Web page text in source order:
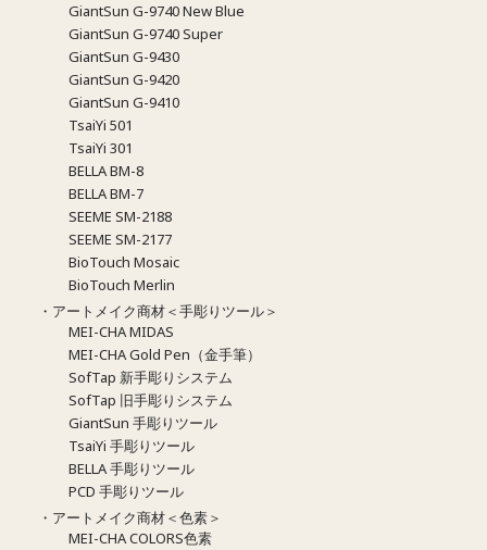
GiantSun G-9740 New Blue
GiantSun G-9740 Super
GiantSun G-9430
GiantSun G-9420
GiantSun G-9410
TsaiYi 501
TsaiYi 301
BELLA BM-8
BELLA BM-7
SEEME SM-2188
SEEME SM-2177
BioTouch Mosaic
BioTouch Merlin
・アートメイク商材＜手彫りツール＞
MEI-CHA MIDAS
MEI-CHA Gold Pen（金手筆）
SofTap 新手彫りシステム
SofTap 旧手彫りシステム
GiantSun 手彫りツール
TsaiYi 手彫りツール
BELLA 手彫りツール
PCD 手彫りツール
・アートメイク商材＜色素＞
MEI-CHA COLORS色素